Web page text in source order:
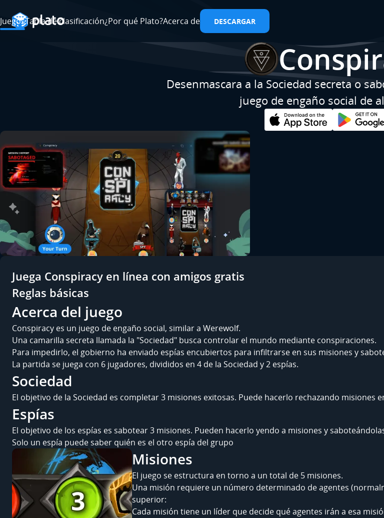
JuegosTabla de clasificación¿Por qué Plato?Acerca de DESCARGAR
Desenmascara a la Sociedad secreta o
juego de engaño social de
Juega Conspiracy en línea con amigos gratis
Reglas básicas
Acerca del juego
Conspiracy es un juego de engaño social, similar a Werewolf.
Una camarilla secreta llamada la "Sociedad" busca controlar el mundo mediante conspiraciones.
Para impedirlo, el gobierno ha enviado espías encubiertos para infiltrarse en sus misiones y
La partida se juega con 6 jugadores, divididos en 4 de la Sociedad y 2 espías.
Sociedad
El objetivo de la Sociedad es completar 3 misiones exitosas. Puede hacerlo rechazando misiones
Espías
El objetivo de los espías es sabotear 3 misiones. Pueden hacerlo yendo a misiones y
Solo un espía puede saber quién es el otro espía del grupo
Misiones
El juego se estructura en torno a un total de 5 misiones.
Una misión requiere un número determinado de agentes
superior:
Cada misión tiene un líder que decide qué agentes irán a esa